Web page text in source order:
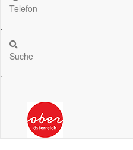
Telefon
.
Suche
.